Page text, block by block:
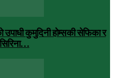
उपाधी कुमुदिनी होम्सकी सेफिका र